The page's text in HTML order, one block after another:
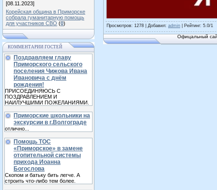
[08.11.2023]
Корейская община в Приморске
собрала гуманитарную помощь
для участников СВО (0)
КОММЕНТАРИИ ГОСТЕЙ
Поздравляем главу
Приморского сельского
поселения Чижова Ивана
Ивановича с днём
рождения!
ПРИСОЕДИНЯЮСЬ С
ПОЗДРАВЛЕНИЕМ И
НАИЛУЧШИМИ ПОЖЕЛАНИЯМИ.
Приморские школьники на
экскурсии в г.Волгограде
отлично...
Помощь ТОС
«Приморское» в замене
отопительной системы
прихода Иоанна
Богослова
Скопом и батьку бить легче. А
строить что-либо тем более.
Просмотров: 1278 | Добавил: admin Рейтинг: 5.0/1
Офицальный